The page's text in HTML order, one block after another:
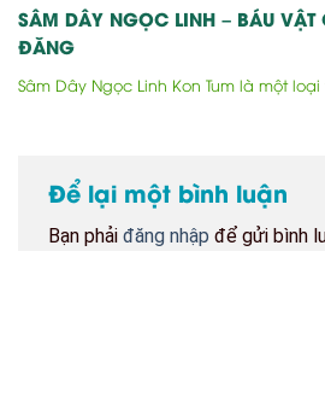
SÂM DÂY NGỌC LINH – BÁU
ĐĂNG
Sâm Dây Ngọc Linh Kon Tum là một
Để lại một bình luận
Bạn phải đăng nhập để gửi bình